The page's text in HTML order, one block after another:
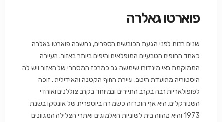
פוארטו גאלרה
שנים רבות לפני הגעת הכובשים הספרים, נחשבה פוארטו גאלרה
כאחד החופים הטבעיים המופלאים והיפים ביותר באזור. העיירה
הממוקמת באי מינדורו שימשה גם כמרכז המסחרי של האזור ויש לה
היסטוריה מתועדת היטב. עיירת החוף הקטנה והאידילית , זוכה
לפופולאריות רבה בקרב התיירים ובמיוחד בקרב צוללנים ואוהדי
השנורקלים. היא אף הוכרזה כשמורה ביוספרית של אונסקו בשנת
1973 והיא מהווה בית לשוניות האלמוגים ואתרי הצלילה המגוונים